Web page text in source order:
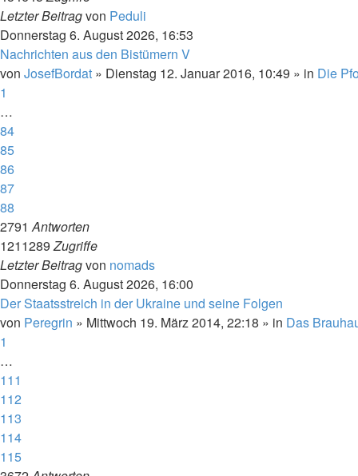
Letzter Beitragvon Peduli
Donnerstag 6. August 2026, 16:53
Nachrichten aus den Bistümern V
von JosefBordat » Dienstag 12. Januar 2016, 10:49 » in Die
1
…
84
85
86
87
88
2791Antworten
1211289Zugriffe
Letzter Beitragvon nomads
Donnerstag 6. August 2026, 16:00
Der Staatsstreich in der Ukraine und seine Folgen
von Peregrin » Mittwoch 19. März 2014, 22:18 » in Das
1
…
111
112
113
114
115